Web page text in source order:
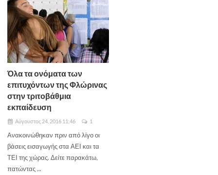
Όλα τα ονόματα των
επιτυχόντων της Φλώρινας
στην τριτοβάθμια
εκπαίδευση
Αύγουστος 24, 2016 11:46 1
Ανακοινώθηκαν πριν από λίγο οι
βάσεις εισαγωγής στα ΑΕΙ και τα
ΤΕΙ της χώρας. Δείτε παρακάτω,
πατώντας ...